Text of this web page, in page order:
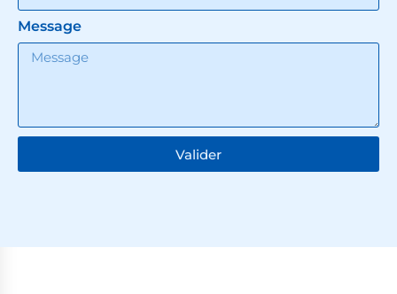
Message
Valider